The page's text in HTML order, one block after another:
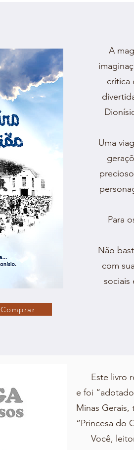
Comprar
A
crítica
Uma
Para
Não
com
sociais
Este livro
e foi
Minas Gerais,
“Princesa do
Você, leitor,